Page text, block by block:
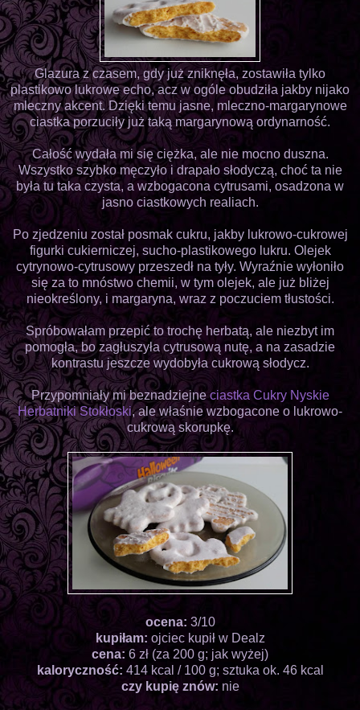
Glazura z czasem, gdy już zniknęła, zostawiła tylko
plastikowo lukrowe echo, acz w ogóle obudziła jakby nijako
mleczny akcent. Dzięki temu jasne, mleczno-margarynowe
ciastka porzuciły już taką margarynową ordynarność.
Całość wydała mi się ciężka, ale nie mocno duszna.
Wszystko szybko męczyło i drapało słodyczą, choć ta nie
była tu taka czysta, a wzbogacona cytrusami, osadzona w
jasno ciastkowych realiach.
Po zjedzeniu został posmak cukru, jakby lukrowo-cukrowej
figurki cukierniczej, sucho-plastikowego lukru. Olejek
cytrynowo-cytrusowy przeszedł na tyły. Wyraźnie wyłoniło
się za to mnóstwo chemii, w tym olejek, ale już bliżej
nieokreślony, i margaryna, wraz z poczuciem tłustości.
Spróbowałam przepić to trochę herbatą, ale niezbyt im
pomogła, bo zagłuszyła cytrusową nutę, a na zasadzie
kontrastu jeszcze wydobyła cukrową słodycz.
Przypomniały mi beznadziejneciastka Cukry Nyskie
Herbatniki Stokłoski, ale właśnie wzbogacone o lukrowo-
cukrową skorupkę.
ocena: 3/10
kupiłam: ojciec kupił w Dealz
cena: 6 zł (za 200 g; jak wyżej)
kaloryczność: 414 kcal / 100 g; sztuka ok. 46 kcal
czy kupię znów: nie